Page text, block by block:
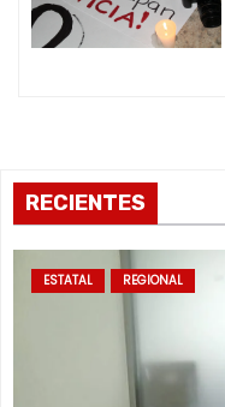
d
RECIENTES
ESTATAL REGIONAL